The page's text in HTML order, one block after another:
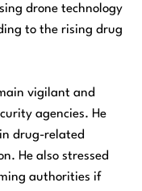
drone technology
to the rising drug
vigilant and
agencies. He
drug-related
He also stressed
authorities if